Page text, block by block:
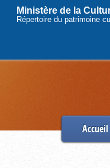
Ministère de la
Répertoire du patrimoine
Accueil